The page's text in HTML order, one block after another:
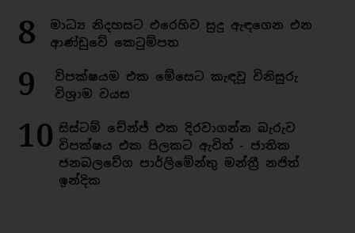
8
මාධ්‍ය නිදහසට එරෙහිව සුදු ඇඳගෙන එන
ආණ්ඩුවේ කෙටුම්පත
9
විපක්ෂයම එක මේසෙට කැඳවූ විනිසුරු
විශ්‍රාම වයස
10 සිස්ටම් චේන්ජ් එක දිරවාගන්න බැරුව
විපක්ෂය එක පිලකට ඇවිත් - ජාතික
ජනබලවේග පාර්ලිමේන්තු මන්ත්‍රී නජිත්
ඉන්දික